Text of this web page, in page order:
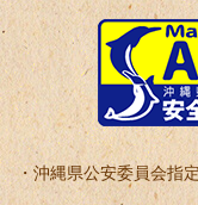
沖縄県公安委員会指